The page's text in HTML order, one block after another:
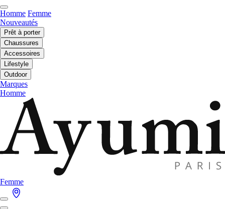
Homme Femme
Nouveautés
Prêt à porter
Chaussures
Accessoires
Lifestyle
Outdoor
Marques
Homme
Femme